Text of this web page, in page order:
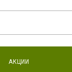
АКЦИИ